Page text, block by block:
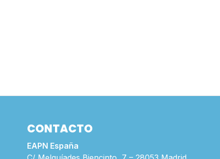
CONTACTO
EAPN España